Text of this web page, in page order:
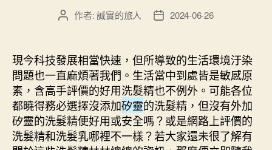
文
者
作者:誠實的旅人
文
佈
日
期
2024-06-26
現今科技發展相當快速，但所導致的生活環境汙染
問題也一直麻煩著我們。生活當中到處皆是敏感原
素，含高手評價的好用洗髮精也不例外。可能各位
都曉得務必選擇沒添加矽靈的洗髮精，但沒有外加
矽靈的洗髮精便好用或安全嗎？或是網路上評價的
洗髮精和洗髮乳哪裡不一樣？若大家還未很了解有